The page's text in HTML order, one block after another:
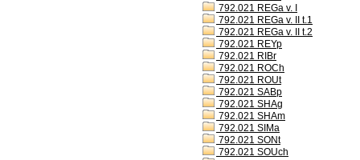
792.021 REGa v. I
792.021 REGa v. II t.1
792.021 REGa v. II t.2
792.021 REYp
792.021 RIBr
792.021 ROCh
792.021 ROUt
792.021 SABp
792.021 SHAg
792.021 SHAm
792.021 SIMa
792.021 SONt
792.021 SOUch